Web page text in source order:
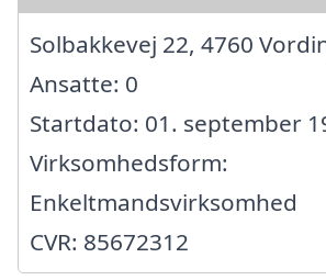
Solbakkevej 22, 4760
Ansatte: 0
Startdato: 01. september
Virksomhedsform:
Enkeltmandsvirksomhed
CVR: 85672312